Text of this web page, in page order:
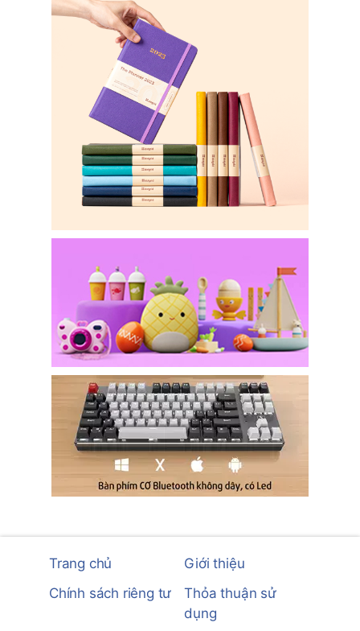
Trang chủ
Giới thiệu
Chính sách riêng tư
Thỏa thuận sử
dụng